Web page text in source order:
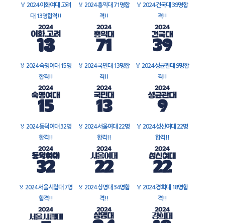
🏅 2024 이화여대 고려
대 13명합격!!
🏅 2024 홍익대 71명합
격!!
🏅 2024 건국대 39명합
격!!
🏅 2024 숙명여대 15명
합격!!
🏅 2024 국민대 13명합
격!!
🏅 2024 성균관대 9명합
격!!
🏅 2024 동덕여대 32명
합격!!
🏅 2024 서울여대 22명
합격!!
🏅 2024 성신여대 22명
합격!!
🏅 2024 서울시립대 7명
합격!!
🏅 2024 상명대 34명합
격!!
🏅 2024 경희대 18명합
격!!